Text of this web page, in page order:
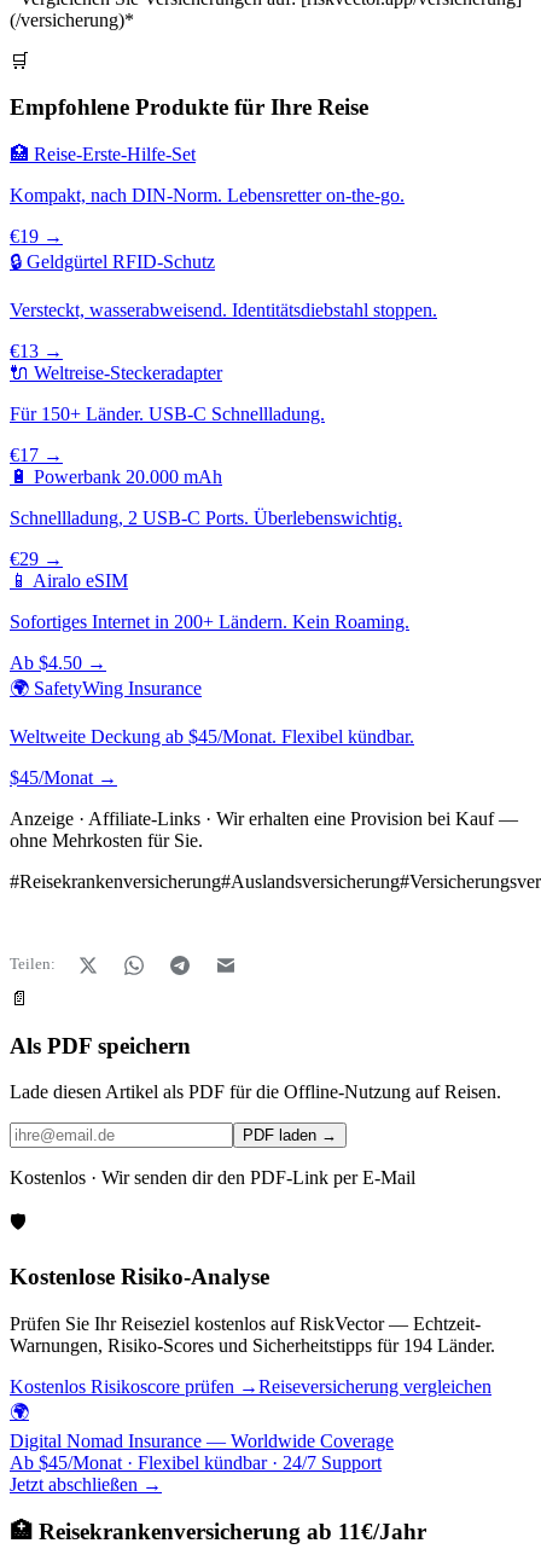
(/versicherung)*
🛒
Empfohlene Produkte für Ihre Reise
🏥 Reise-Erste-Hilfe-Set
Kompakt, nach DIN-Norm. Lebensretter on-the-go.
€19 →
🔒 Geldgürtel RFID-Schutz
Versteckt, wasserabweisend. Identitätsdiebstahl stoppen.
€13 →
🔌 Weltreise-Steckeradapter
Für 150+ Länder. USB-C Schnellladung.
€17 →
🔋 Powerbank 20.000 mAh
Schnellladung, 2 USB-C Ports. Überlebenswichtig.
€29 →
📱 Airalo eSIM
Sofortiges Internet in 200+ Ländern. Kein Roaming.
Ab $4.50 →
🌍 SafetyWing Insurance
Weltweite Deckung ab $45/Monat. Flexibel kündbar.
$45/Monat →
Anzeige · Affiliate-Links · Wir erhalten eine Provision bei Kauf —
ohne Mehrkosten für Sie.
#Reisekrankenversicherung#Auslandsversicherung#
Teilen:
📄
Als PDF speichern
Lade diesen Artikel als PDF für die Offline-Nutzung auf Reisen.
PDF laden →
Kostenlos · Wir senden dir den PDF-Link per E-Mail
🛡️
Kostenlose Risiko-Analyse
Prüfen Sie Ihr Reiseziel kostenlos auf RiskVector — Echtzeit-
Warnungen, Risiko-Scores und Sicherheitstipps für 194 Länder.
Kostenlos Risikoscore prüfen →Reiseversicherung vergleichen
🌍
Digital Nomad Insurance — Worldwide Coverage
Ab $45/Monat · Flexibel kündbar · 24/7 Support
Jetzt abschließen →
🏥 Reisekrankenversicherung ab 11€/Jahr